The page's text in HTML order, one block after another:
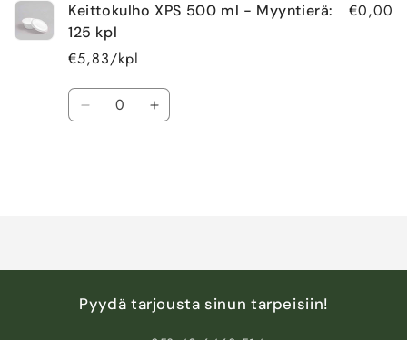
Keittokulho XPS 500 ml - Myyntierä:
125 kpl
€5,83/kpl
€0,00
Määrä
Vähennä
Lisää
Pyydä tarjousta sinun tarpeisiin!